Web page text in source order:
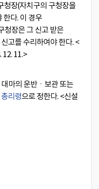
청장(자치구의 구청장을
한다. 이 경우
청장은 그 신고 받은
고를 수리하여야 한다. <
12. 11.>
마의 운반ㆍ보관 또는
총리령으로 정한다. <신설